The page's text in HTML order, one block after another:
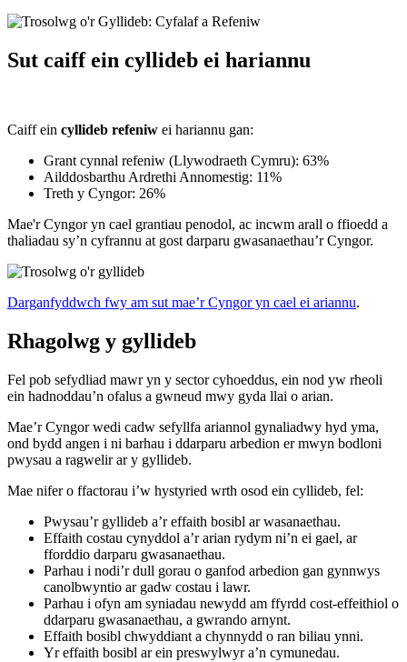
Sut caiff ein cyllideb ei hariannu
Caiff ein cyllideb refeniw ei hariannu gan:
Grant cynnal refeniw (Llywodraeth Cymru): 63%
Ailddosbarthu Ardrethi Annomestig: 11%
Treth y Cyngor: 26%
Mae'r Cyngor yn cael grantiau penodol, ac incwm arall o ffioedd a
thaliadau sy’n cyfrannu at gost darparu gwasanaethau’r Cyngor.
Darganfyddwch fwy am sut mae’r Cyngor yn cael ei ariannu.
Rhagolwg y gyllideb
Fel pob sefydliad mawr yn y sector cyhoeddus, ein nod yw rheoli
ein hadnoddau’n ofalus a gwneud mwy gyda llai o arian.
Mae’r Cyngor wedi cadw sefyllfa ariannol gynaliadwy hyd yma,
ond bydd angen i ni barhau i ddarparu arbedion er mwyn bodloni
pwysau a ragwelir ar y gyllideb.
Mae nifer o ffactorau i’w hystyried wrth osod ein cyllideb, fel:
Pwysau’r gyllideb a’r effaith bosibl ar wasanaethau.
Effaith costau cynyddol a’r arian rydym ni’n ei gael, ar
fforddio darparu gwasanaethau.
Parhau i nodi’r dull gorau o ganfod arbedion gan gynnwys
canolbwyntio ar gadw costau i lawr.
Parhau i ofyn am syniadau newydd am ffyrdd cost-effeithiol o
ddarparu gwasanaethau, a gwrando arnynt.
Effaith bosibl chwyddiant a chynnydd o ran biliau ynni.
Yr effaith bosibl ar ein preswylwyr a’n cymunedau.